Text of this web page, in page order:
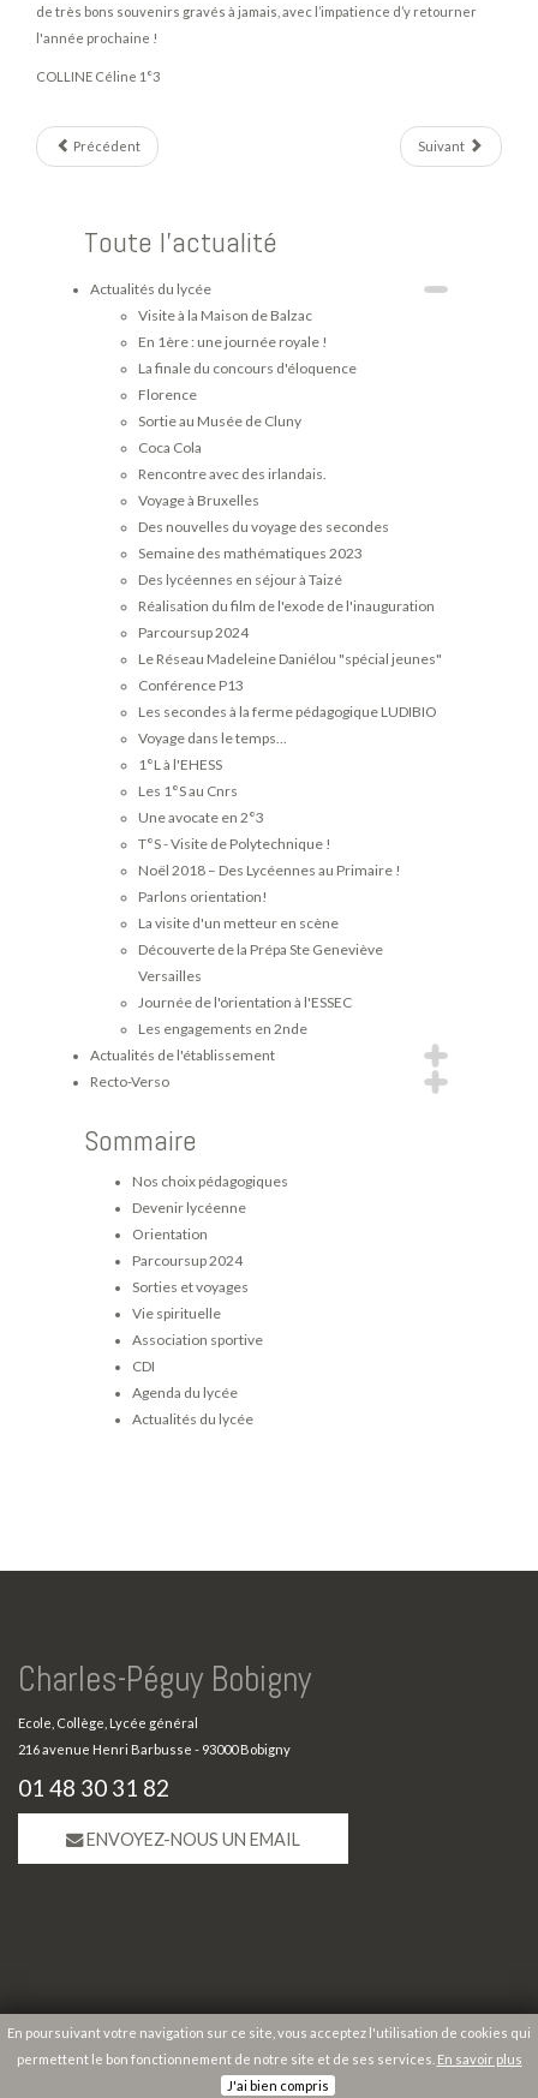
de très bons souvenirs gravés à jamais, avec l’impatience d’y retourner
l'année prochaine !
COLLINE Céline 1°3
Précédent Suivant
Toute l'actualité
Actualités du lycée
Visite à la Maison de Balzac
En 1ère : une journée royale !
La finale du concours d'éloquence
Florence
Sortie au Musée de Cluny
Coca Cola
Rencontre avec des irlandais.
Voyage à Bruxelles
Des nouvelles du voyage des secondes
Semaine des mathématiques 2023
Des lycéennes en séjour à Taizé
Réalisation du film de l'exode de l'inauguration
Parcoursup 2024
Le Réseau Madeleine Daniélou "spécial jeunes"
Conférence P13
Les secondes à la ferme pédagogique LUDIBIO
Voyage dans le temps...
1°L à l'EHESS
Les 1°S au Cnrs
Une avocate en 2°3
T°S - Visite de Polytechnique !
Noël 2018 – Des Lycéennes au Primaire !
Parlons orientation!
La visite d'un metteur en scène
Découverte de la Prépa Ste Geneviève
Versailles
Journée de l'orientation à l'ESSEC
Les engagements en 2nde
Actualités de l'établissement
Recto-Verso
Sommaire
Nos choix pédagogiques
Devenir lycéenne
Orientation
Parcoursup 2024
Sorties et voyages
Vie spirituelle
Association sportive
CDI
Agenda du lycée
Actualités du lycée
Charles-Péguy Bobigny
Ecole, Collège, Lycée général
216 avenue Henri Barbusse - 93000 Bobigny
01 48 30 31 82
ENVOYEZ-NOUS UN EMAIL
Copyright 2026 Charles-Péguy Bobigny |Mentions légales
En poursuivant votre navigation sur ce site, vous acceptez l'utilisation de cookies qui
permettent le bon fonctionnement de notre site et de ses services. En savoir plus
J'ai bien compris